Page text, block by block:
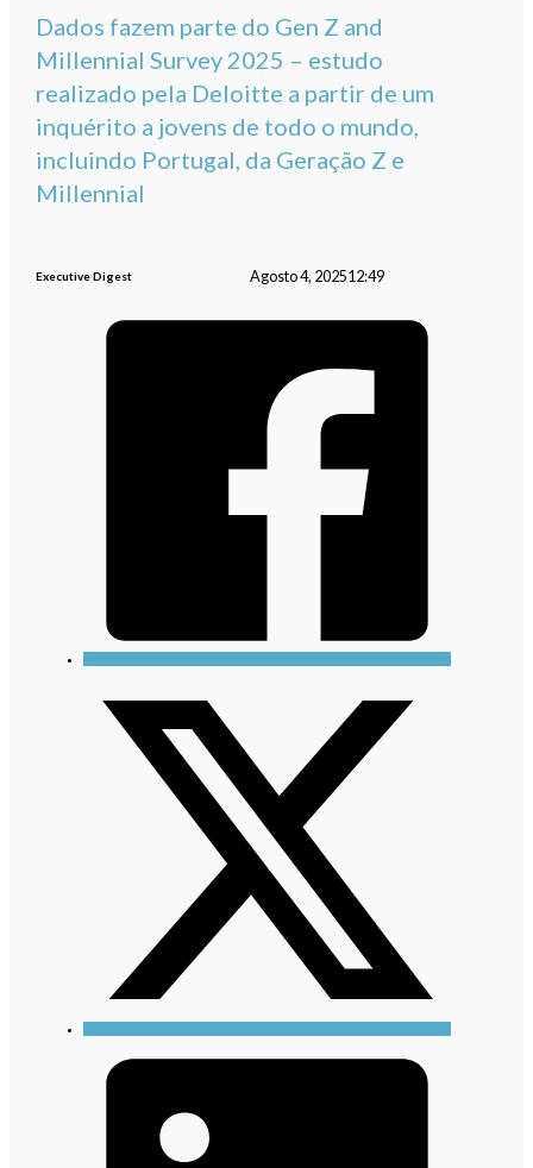
Dados fazem parte do Gen Z and
Millennial Survey 2025 – estudo
realizado pela Deloitte a partir de um
inquérito a jovens de todo o mundo,
incluindo Portugal, da Geração Z e
Millennial
Executive Digest Agosto 4, 202512:49